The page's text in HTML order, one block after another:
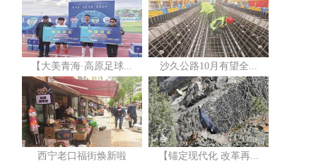
【大美青海·高原足球... 沙久公路10月有望全...
西宁老口福街焕新啦 【锚定现代化 改革再...